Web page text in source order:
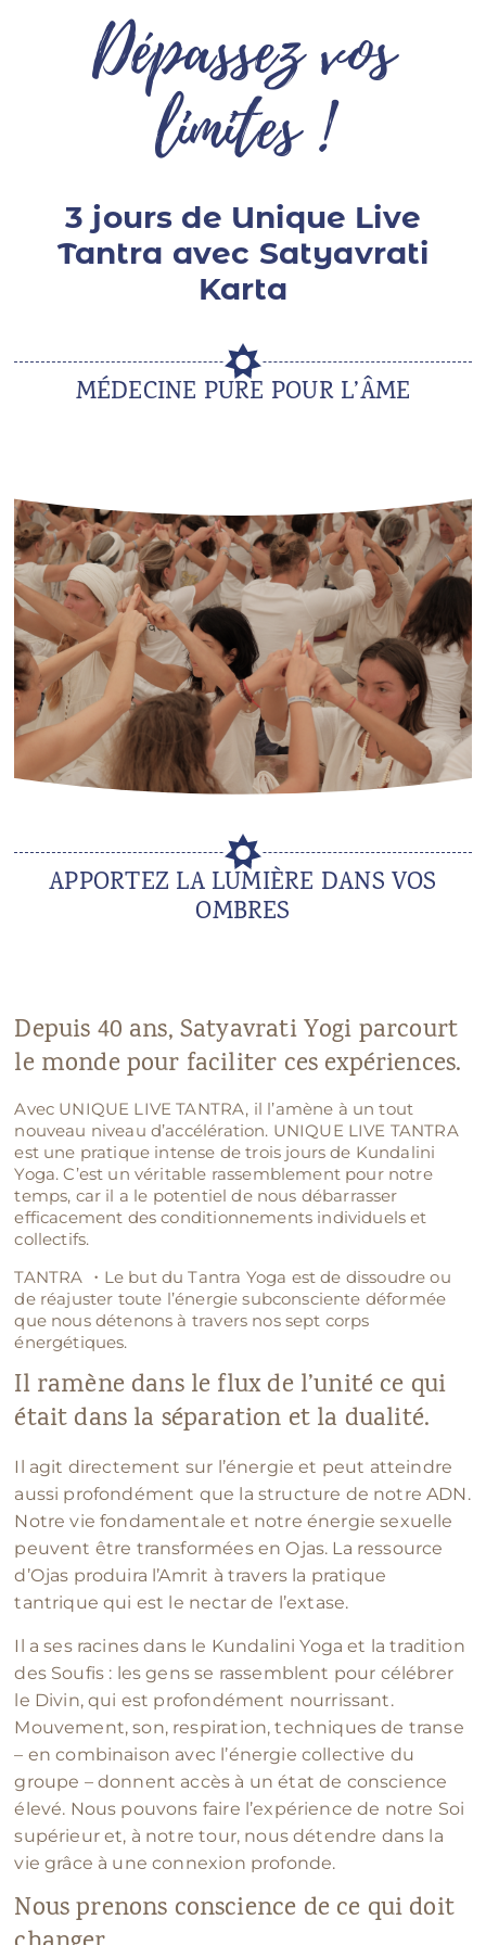
Le Martinet
English
Dépassez vos
limites !
3 jours de Unique Live
Tantra avec Satyavrati
Karta
MÉDECINE PURE POUR L’ÂME
APPORTEZ LA LUMIÈRE DANS VOS
OMBRES
Depuis 40 ans, Satyavrati Yogi parcourt
le monde pour faciliter ces expériences.
Avec UNIQUE LIVE TANTRA, il l’amène à un tout
nouveau niveau d’accélération. UNIQUE LIVE TANTRA
est une pratique intense de trois jours de Kundalini
Yoga. C’est un véritable rassemblement pour notre
temps, car il a le potentiel de nous débarrasser
efficacement des conditionnements individuels et
collectifs.
TANTRA ・Le but du Tantra Yoga est de dissoudre ou
de réajuster toute l’énergie subconsciente déformée
que nous détenons à travers nos sept corps
énergétiques.
Il ramène dans le flux de l’unité ce qui
était dans la séparation et la dualité.
Il agit directement sur l’énergie et peut atteindre
aussi profondément que la structure de notre ADN.
Notre vie fondamentale et notre énergie sexuelle
peuvent être transformées en Ojas. La ressource
d’Ojas produira l’Amrit à travers la pratique
tantrique qui est le nectar de l’extase.
Il a ses racines dans le Kundalini Yoga et la tradition
des Soufis : les gens se rassemblent pour célébrer
le Divin, qui est profondément nourrissant.
Mouvement, son, respiration, techniques de transe
– en combinaison avec l’énergie collective du
groupe – donnent accès à un état de conscience
élevé. Nous pouvons faire l’expérience de notre Soi
supérieur et, à notre tour, nous détendre dans la
vie grâce à une connexion profonde.
Nous prenons conscience de ce qui doit